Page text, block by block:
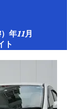
11月​
ト